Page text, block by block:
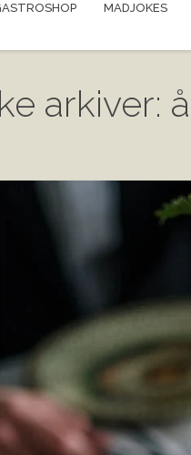
MADJOKES
arkiver: